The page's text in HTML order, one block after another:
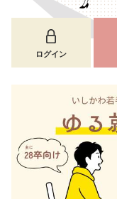
ログイン